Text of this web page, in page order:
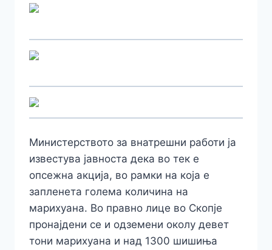
Министерството за внатрешни работи ја
известува јавноста дека во тек е
опсежна акција, во рамки на која е
запленета голема количина на
марихуана. Во правно лице во Скопје
пронајдени се и одземени околу девет
тони марихуана и над 1300 шишиња